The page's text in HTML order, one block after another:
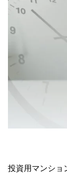
投資用マンショ